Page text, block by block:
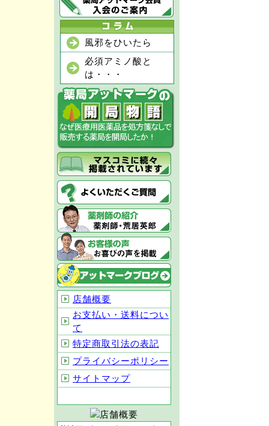
風邪をひいたら
必須アミノ酸と
は・・・
店舗概要
お支払い・送料につい
て
特定商取引法の表記
プライバシーポリシー
サイトマップ